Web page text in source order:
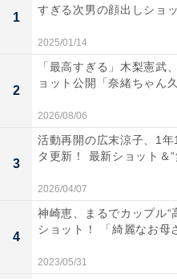
1
すぎる次男の顔出しショ
2025/01/14
2
「最高すぎる」木梨憲武
ョット公開「奈緒ちゃん
2026/08/06
3
活動再開の広末涼子、1
タ更新！ 最新ショット＆
2026/04/07
4
神崎恵、まるでカップル“
ショット！ 「綺麗なお母
2023/05/31